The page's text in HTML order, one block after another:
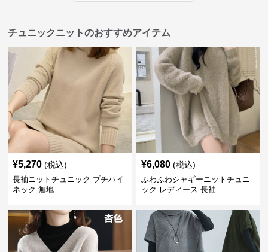
チュニックニットのおすすめアイテム
¥5,270 (税込)
長袖ニットチュニック プチハイ
ネック 無地
¥6,080 (税込)
ふわふわシャギーニットチュニ
ック レディース 長袖